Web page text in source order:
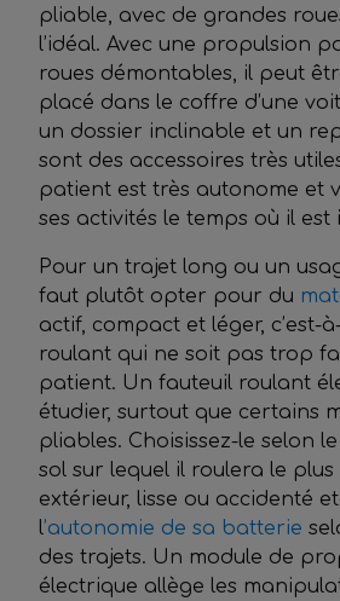
pliable, avec de grandes
l’idéal. Avec une propulsion
roues démontables, il peut
placé dans le coffre d’une
un dossier inclinable et un
sont des accessoires très
patient est très autonome et
ses activités le temps où il est
Pour un trajet long ou un
faut plutôt opter pour du
actif, compact et léger, c’est-
roulant qui ne soit pas trop
patient. Un fauteuil roulant
étudier, surtout que certains
pliables. Choisissez-le selon
sol sur lequel il roulera le plus
extérieur, lisse ou accidenté
l’autonomie de sa batterie
des trajets. Un module de
électrique allège les